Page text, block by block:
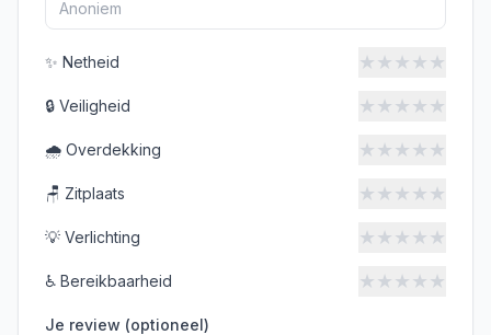
✨ Netheid ★★★★★
🔒 Veiligheid ★★★★★
🌧️ Overdekking ★★★★★
🪑 Zitplaats ★★★★★
💡 Verlichting ★★★★★
♿ Bereikbaarheid ★★★★★
Je review (optioneel)